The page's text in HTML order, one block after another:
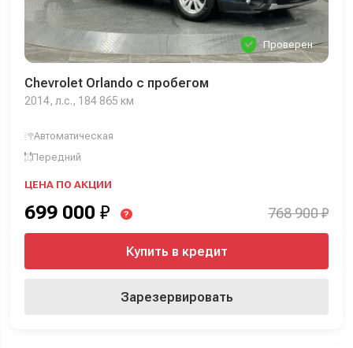
Проверен
Chevrolet Orlando с пробегом
2014, л.с., 184 865 км
Автоматическая
Передний
ЦЕНА ПО АКЦИИ
699 000 ₽ ? 768 900 ₽
Купить в кредит
Зарезервировать